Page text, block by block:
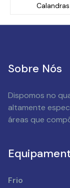
Sobre Nós
Dispomos no
altamente
áreas que
Frio